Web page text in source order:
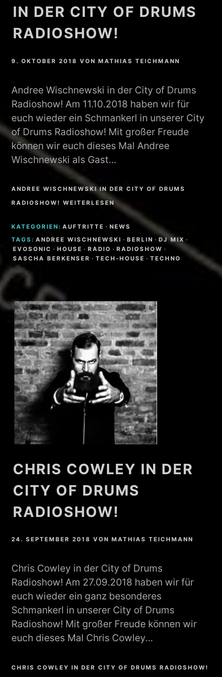
IN DER CITY OF DRUMS
RADIOSHOW!
9. OKTOBER 2018 VONMATHIAS TEICHMANN
Andree Wischnewski in der City of Drums
Radioshow! Am 11.10.2018 haben wir für
euch wieder ein Schmankerl in unserer City
of Drums Radioshow! Mit großer Freude
können wir euch dieses Mal Andree
Wischnewski als Gast…
ANDREE WISCHNEWSKI IN DER CITY OF DRUMS
RADIOSHOW! WEITERLESEN
KATEGORIEN: AUFTRITTE · NEWS
TAGS: ANDREE WISCHNEWSKI · BERLIN · DJ MIX ·
EVOSONIC · HOUSE · RADIO · RADIOSHOW ·
SASCHA BERKENSER · TECH-HOUSE · TECHNO
CHRIS COWLEY IN DER
CITY OF DRUMS
RADIOSHOW!
24. SEPTEMBER 2018 VONMATHIAS TEICHMANN
Chris Cowley in der City of Drums
Radioshow! Am 27.09.2018 haben wir für
euch wieder ein ganz besonderes
Schmankerl in unserer City of Drums
Radioshow! Mit großer Freude können wir
euch dieses Mal Chris Cowley…
CHRIS COWLEY IN DER CITY OF DRUMS RADIOSHOW!